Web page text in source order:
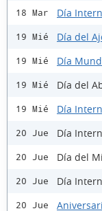
18 Mar Día
19 Mié Día del
19 Mié Día
19 Mié Día del
19 Mié Día
20 Jue Día
20 Jue Día del
20 Jue Día
20 Jue